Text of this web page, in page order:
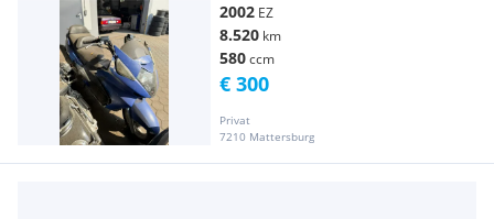
2002 EZ
8.520 km
580ccm
Privat
7210 Mattersburg
€ 300